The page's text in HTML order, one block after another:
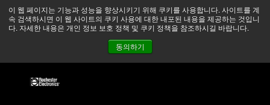
이 웹 페이지는 기능과 성능을 향상시키기 위해 쿠키를 사용합니다. 사이트를 계
속 검색하시면 이 웹 사이트의 쿠키 사용에 대한 내포된 내용을 제공하는 것입니
다. 자세한 내용은 개인 정보 보호 정책 및 쿠키 정책을 참조하시길 바랍니다.
동의하기
츠
건
중동 지역 상황을 지속적으로 주시하고 있으며, 모든 서비스는
정상적으로 운영되고 있습니다. 더 읽어보기 →
뉴스
문의하기